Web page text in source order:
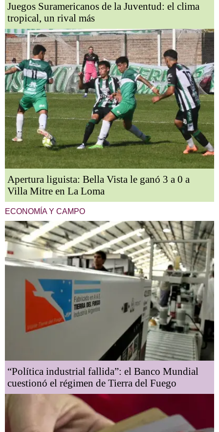
Juegos Suramericanos de la Juventud: el clima
tropical, un rival más
Apertura liguista: Bella Vista le ganó 3 a 0 a
Villa Mitre en La Loma
ECONOMÍA Y CAMPO
“Política industrial fallida”: el Banco Mundial
cuestionó el régimen de Tierra del Fuego